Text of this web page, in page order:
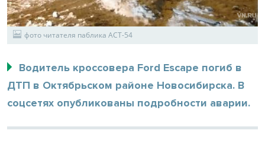
фото читателя паблика АСТ-54
Водитель кроссовера Ford Escape погиб в
ДТП в Октябрьском районе Новосибирска. В
соцсетях опубликованы подробности аварии.